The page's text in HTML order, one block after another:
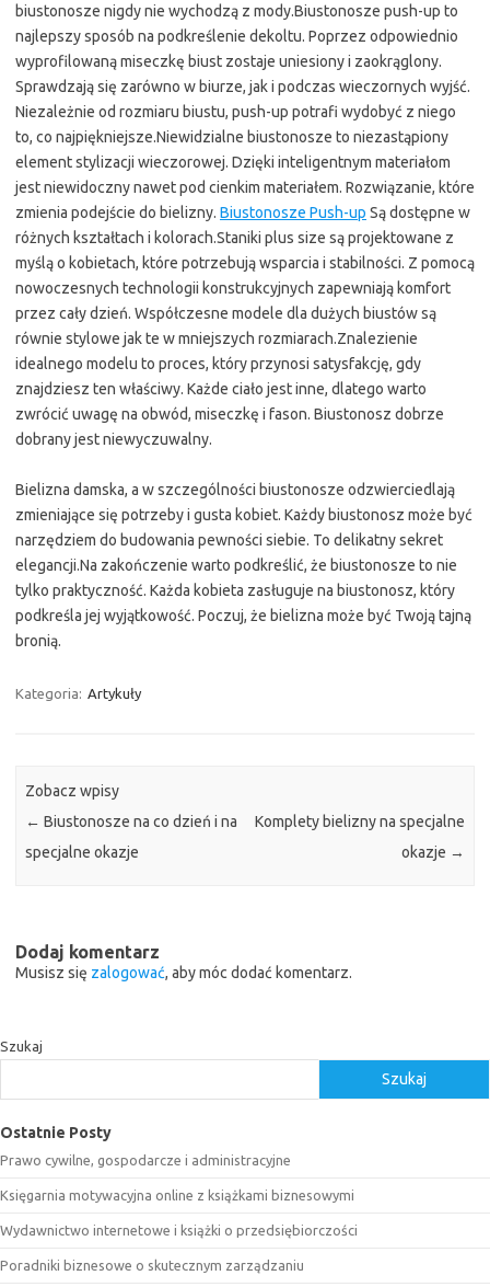
biustonosze nigdy nie wychodzą z mody.Biustonosze push-up to
najlepszy sposób na podkreślenie dekoltu. Poprzez odpowiednio
wyprofilowaną miseczkę biust zostaje uniesiony i zaokrąglony.
Sprawdzają się zarówno w biurze, jak i podczas wieczornych wyjść.
Niezależnie od rozmiaru biustu, push-up potrafi wydobyć z niego
to, co najpiękniejsze.Niewidzialne biustonosze to niezastąpiony
element stylizacji wieczorowej. Dzięki inteligentnym materiałom
jest niewidoczny nawet pod cienkim materiałem. Rozwiązanie, które
zmienia podejście do bielizny. Biustonosze Push-up Są dostępne w
różnych kształtach i kolorach.Staniki plus size są projektowane z
myślą o kobietach, które potrzebują wsparcia i stabilności. Z pomocą
nowoczesnych technologii konstrukcyjnych zapewniają komfort
przez cały dzień. Współczesne modele dla dużych biustów są
równie stylowe jak te w mniejszych rozmiarach.Znalezienie
idealnego modelu to proces, który przynosi satysfakcję, gdy
znajdziesz ten właściwy. Każde ciało jest inne, dlatego warto
zwrócić uwagę na obwód, miseczkę i fason. Biustonosz dobrze
dobrany jest niewyczuwalny.
Bielizna damska, a w szczególności biustonosze odzwierciedlają
zmieniające się potrzeby i gusta kobiet. Każdy biustonosz może być
narzędziem do budowania pewności siebie. To delikatny sekret
elegancji.Na zakończenie warto podkreślić, że biustonosze to nie
tylko praktyczność. Każda kobieta zasługuje na biustonosz, który
podkreśla jej wyjątkowość. Poczuj, że bielizna może być Twoją tajną
bronią.
Kategoria: Artykuły
Zobacz wpisy
← Biustonosze na co dzień i na
specjalne okazje
Komplety bielizny na specjalne
okazje →
Dodaj komentarz
Musisz się zalogować, aby móc dodać komentarz.
Szukaj
Szukaj
Ostatnie Posty
Prawo cywilne, gospodarcze i administracyjne
Księgarnia motywacyjna online z książkami biznesowymi
Wydawnictwo internetowe i książki o przedsiębiorczości
Poradniki biznesowe o skutecznym zarządzaniu